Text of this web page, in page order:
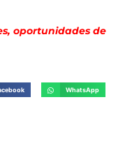
oportunidades de
WhatsApp